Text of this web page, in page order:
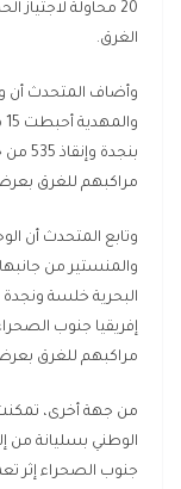
الغرق.
وأضاف المتحدث أن
مراكبهم للغرق
وتابع المتحدث أن
إفريقيا جنوب
مراكبهم للغرق
من جهة أخرى، تمكنت
جنوب الصحراء إثر